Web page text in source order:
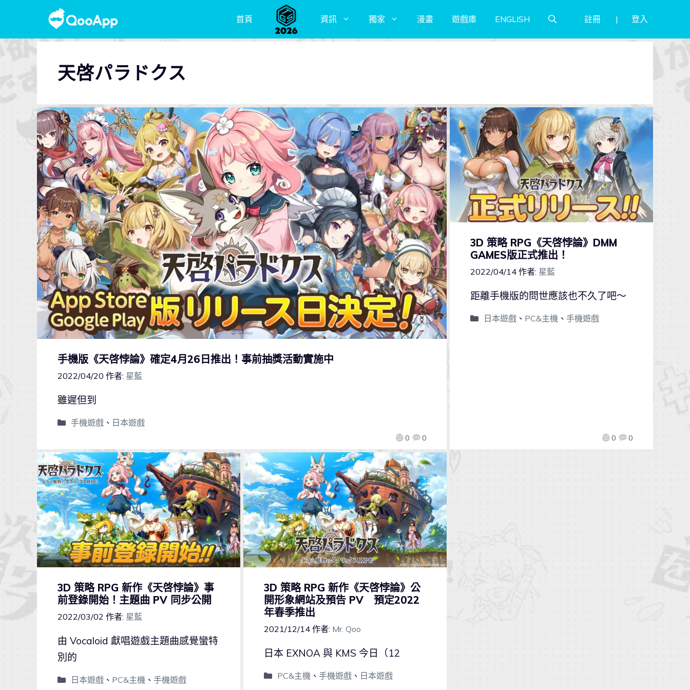
首頁 資訊 獨家 漫畫 遊戲庫 ENGLISH 註冊 登入
天啓パラドクス
手機版《天啓悖論》確定4月26日推出！事前抽獎活動實施中
2022/04/20 作者: 星藍
0 0
雖遲但到
手機遊戲、 日本遊戲
3D 策略 RPG《天啓悖論》DMM
GAMES版正式推出！
2022/04/14 作者: 星藍
0 0
距離手機版的問世應該也不久了吧～
日本遊戲、 PC&主機 、 手機遊戲
3D 策略 RPG 新作《天啓悖論》事
前登錄開始！主題曲 PV 同步公開
2022/03/02 作者: 星藍
由 Vocaloid 獻唱遊戲主題曲感覺蠻特
別的
日本遊戲、 PC&主機、 手機遊戲
3D 策略 RPG 新作《天啓悖論》公
開形象網站及預告 PV 預定2022
年春季推出
2021/12/14 作者: Mr. Qoo
日本 EXNOA 與 KMS 今日（12
PC&主機 、 手機遊戲、 日本遊戲